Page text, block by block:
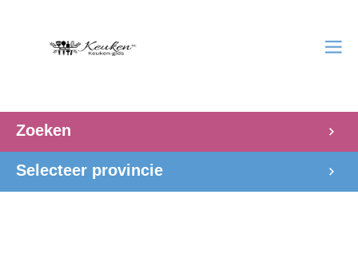
Zoeken
Selecteer provincie